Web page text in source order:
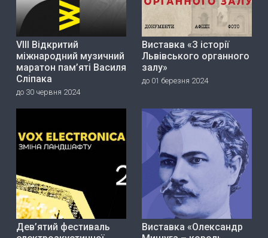
VIII Відкритий
міжнародний музичний
маратон пам’яті Василя
Сліпака
до 30 червня 2024
Виставка «З історії
Львівського органного
залу»
до 01 березня 2024
Дев’ятий фестиваль
Виставка «Олександр